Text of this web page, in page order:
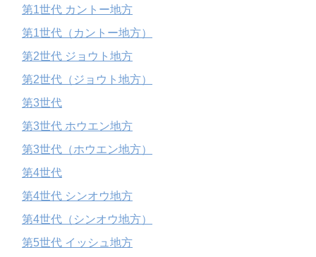
第1世代 カントー地方
第1世代（カントー地方）
第2世代 ジョウト地方
第2世代（ジョウト地方）
第3世代
第3世代 ホウエン地方
第3世代（ホウエン地方）
第4世代
第4世代 シンオウ地方
第4世代（シンオウ地方）
第5世代 イッシュ地方